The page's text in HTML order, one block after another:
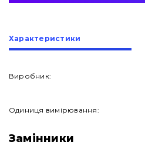
Про нас
Характеристики
Виробник:
Одиниця вимірювання:
Замінники